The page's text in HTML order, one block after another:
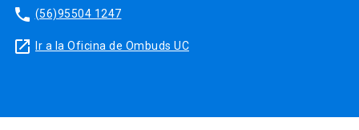
phone (56)95504 1247
launch Ir a la Oficina de Ombuds UC